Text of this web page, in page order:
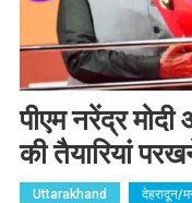
पीएम नरेंद्र
की तैयारियां
Uttarakhand देहरादून/